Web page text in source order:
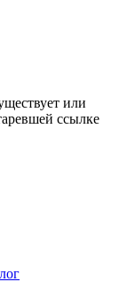
или
ссылке